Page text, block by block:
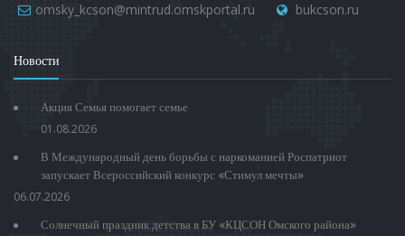
omsky_kcson@mintrud.omskportal.ru
bukcson.ru
Новости
Акция Семья помогает семье
01.08.2026
В Международный день борьбы с наркоманией Роспатриот
запускает Всероссийский конкурс «Стимул мечты»
06.07.2026
Солнечный праздник детства в БУ «КЦСОН Омского района»